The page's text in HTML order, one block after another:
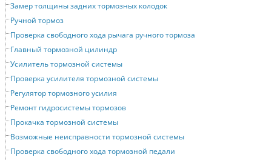
Замер толщины задних тормозных колодок
Ручной тормоз
Проверка свободного хода рычага ручного тормоза
Главный тормозной цилиндр
Усилитель тормозной системы
Проверка усилителя тормозной системы
Регулятор тормозного усилия
Ремонт гидросистемы тормозов
Прокачка тормозной системы
Возможные неисправности тормозной системы
Проверка свободного хода тормозной педали